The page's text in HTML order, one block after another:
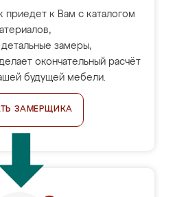
приедет к Вам с каталогом
замеры,
окончательный расчёт
будущей мебели.
ЗАМЕРЩИКА